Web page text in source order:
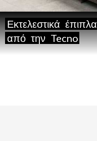
Εκτελεστικά έπιπλα
από την Tecno